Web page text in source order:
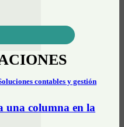
contables y gestión
una columna en la